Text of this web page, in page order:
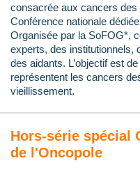
consacrée aux cancers
Conférence nationale
Organisée par la SoFOG*,
experts, des institutionnels,
des aidants. L’objectif est
représentent les cancers
vieillissement.
Hors-série spécial
de l'Oncopole